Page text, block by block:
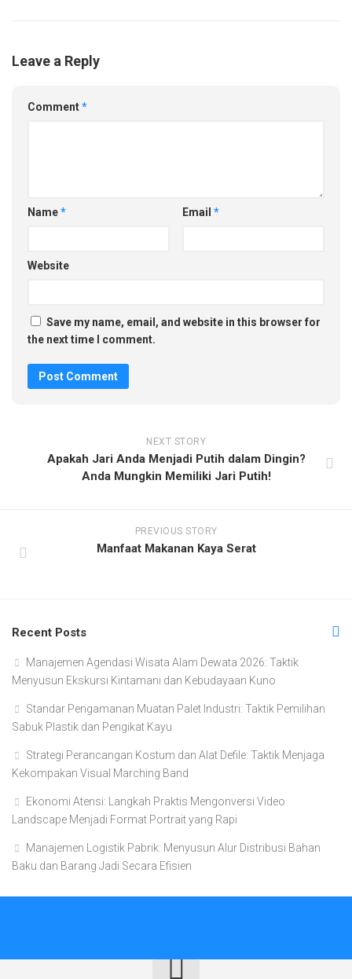
Leave a Reply
Comment*
Name* Email *
Website
Save my name, email, and website in this browser for
the next time I comment.
NEXT STORY
Apakah Jari Anda Menjadi Putih dalam Dingin?
Anda Mungkin Memiliki Jari Putih!
PREVIOUS STORY
Manfaat Makanan Kaya Serat
Recent Posts
Manajemen Agendasi Wisata Alam Dewata 2026: Taktik
Menyusun Ekskursi Kintamani dan Kebudayaan Kuno
Standar Pengamanan Muatan Palet Industri: Taktik Pemilihan
Sabuk Plastik dan Pengikat Kayu
Strategi Perancangan Kostum dan Alat Defile: Taktik Menjaga
Kekompakan Visual Marching Band
Ekonomi Atensi: Langkah Praktis Mengonversi Video
Landscape Menjadi Format Portrait yang Rapi
Manajemen Logistik Pabrik: Menyusun Alur Distribusi Bahan
Baku dan Barang Jadi Secara Efisien